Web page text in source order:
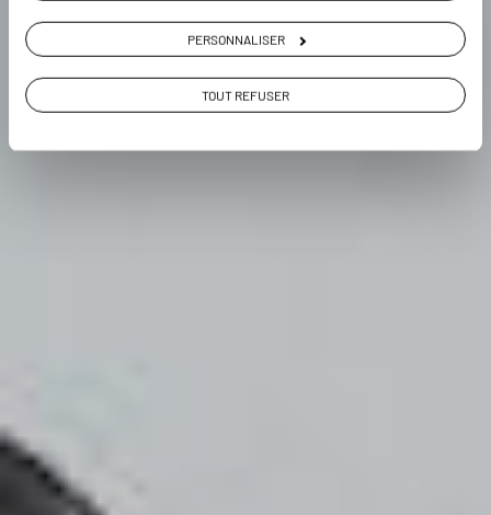
PERSONNALISER
TOUT REFUSER
VOIR LA GALERIE PHOTOS